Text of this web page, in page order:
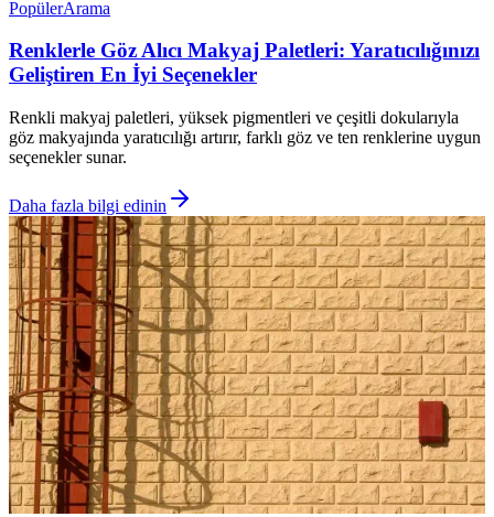
PopülerArama
Renklerle Göz Alıcı Makyaj Paletleri: Yaratıcılığınızı
Geliştiren En İyi Seçenekler
Renkli makyaj paletleri, yüksek pigmentleri ve çeşitli dokularıyla
göz makyajında yaratıcılığı artırır, farklı göz ve ten renklerine uygun
seçenekler sunar.
Daha fazla bilgi edinin